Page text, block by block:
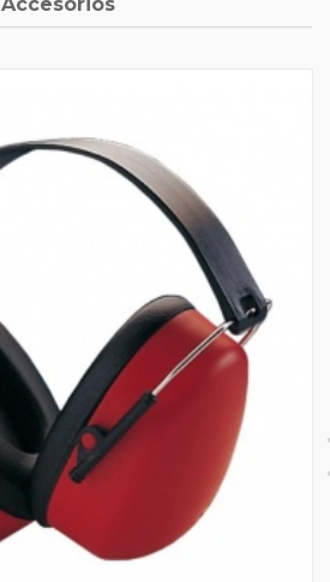
Accesorios